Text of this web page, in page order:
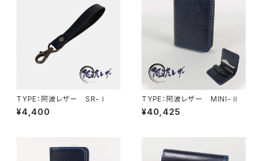
TYPE：阿波レザー SR-Ⅰ
¥4,400
TYPE：阿波レザー MINI-Ⅱ
¥40,425